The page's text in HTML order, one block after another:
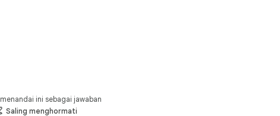
menandai ini sebagai jawaban
Saling menghormati